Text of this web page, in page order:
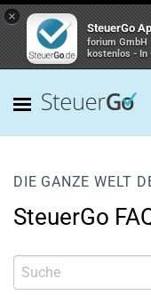
×
SteuerGo
forium GmbH
kostenlos - In
DIE GANZE WELT
SteuerGo